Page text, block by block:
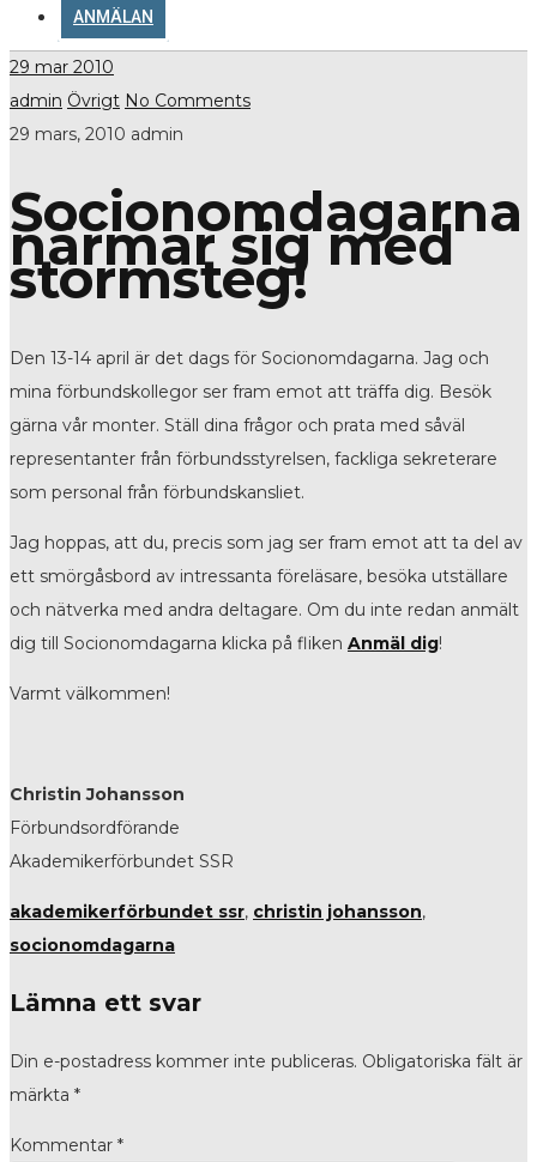
ANMÄLAN
29 mar 2010
admin Övrigt No Comments
29 mars, 2010 admin
Socionomdagarna
närmar sig med
stormsteg!
Den 13-14 april är det dags för Socionomdagarna. Jag och
mina förbundskollegor ser fram emot att träffa dig. Besök
gärna vår monter. Ställ dina frågor och prata med såväl
representanter från förbundsstyrelsen, fackliga sekreterare
som personal från förbundskansliet.
Jag hoppas, att du, precis som jag ser fram emot att ta del av
ett smörgåsbord av intressanta föreläsare, besöka utställare
och nätverka med andra deltagare. Om du inte redan anmält
dig till Socionomdagarna klicka på fliken Anmäl dig!
Varmt välkommen!
Christin Johansson
Förbundsordförande
Akademikerförbundet SSR
akademikerförbundet ssr, christin johansson,
socionomdagarna
Lämna ett svar
Din e-postadress kommer inte publiceras. Obligatoriska fält är
märkta *
Kommentar *